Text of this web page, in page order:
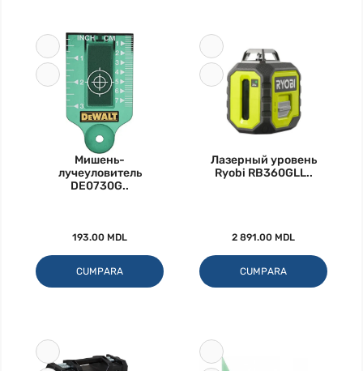
Мишень-
лучеуловитель
DE0730G..
193.00 MDL
CUMPARA
Лазерный уровень
Ryobi RB360GLL..
2 891.00 MDL
CUMPARA